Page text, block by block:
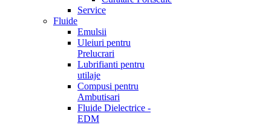
Service
Fluide
Emulsii
Uleiuri pentru
Prelucrari
Lubrifianti pentru
utilaje
Compusi pentru
Ambutisari
Fluide Dielectrice -
EDM